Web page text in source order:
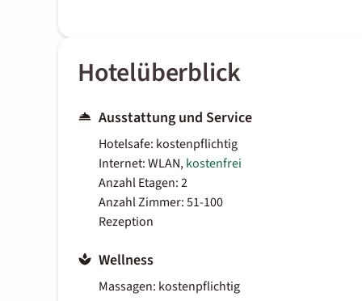
Hotelüberblick
Ausstattung und Service
Hotelsafe: kostenpflichtig
Internet: WLAN,kostenfrei
Anzahl Etagen: 2
Anzahl Zimmer: 51-100
Rezeption
Wellness
Massagen: kostenpflichtig